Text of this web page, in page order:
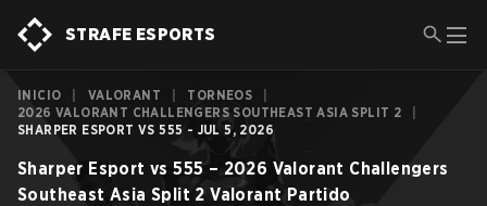
STRAFE ESPORTS
INICIO VALORANT TORNEOS
2026 VALORANT CHALLENGERS SOUTHEAST ASIA SPLIT 2
SHARPER ESPORT VS 555 - JUL 5, 2026
Sharper Esport vs 555–2026 Valorant Challengers
Southeast Asia Split 2 Valorant Partido